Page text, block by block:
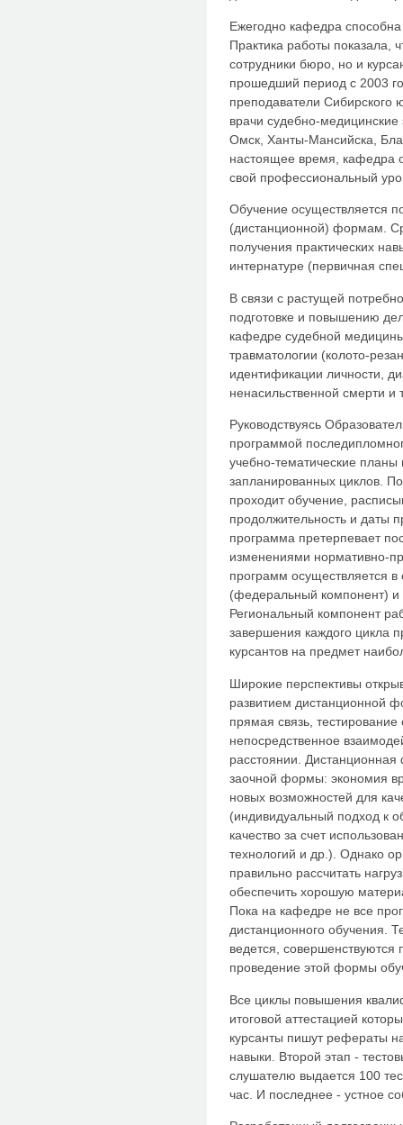
Ежегодно кафедра способна
Практика работы показала,
сотрудники бюро, но и
прошедший период с 2003
преподаватели Сибирского
врачи судебно-
Омск, Ханты-Мансийска,
настоящее время, кафедра
свой профессиональный
Обучение осуществляется
(дистанционной) формам.
получения практических
интернатуре (первичная
В связи с растущей
подготовке и повышению
кафедре судебной
травматологии (колото-
идентификации личности,
ненасильственной смерти и
Руководствуясь
программой
учебно-тематические
запланированных циклов.
проходит обучение,
продолжительность и даты
программа претерпевает
изменениями нормативно-
программ осуществляется в
(федеральный компонент) и
Региональный компонент
завершения каждого цикла
курсантов на предмет
Широкие перспективы
развитием дистанционной
прямая связь,
непосредственное
расстоянии.
заочной формы: экономия
новых возможностей для
(индивидуальный подход к
качество за счет
технологий и др.). Однако
правильно рассчитать
обеспечить хорошую
Пока на кафедре не все
дистанционного обучения.
ведется,
проведение этой формы
Все циклы повышения
итоговой аттестацией
курсанты пишут рефераты
навыки. Второй этап -
слушателю выдается 100
час. И последнее - устное